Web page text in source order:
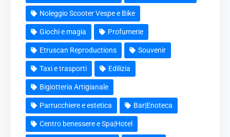
Noleggio Scooter Vespe e Bike
Giochi e magia Profumerie
Etruscan Reproductions Souvenir
Taxi e trasporti Edilizia
Bigiotteria Artigianale
Parrucchiere e estetica Bar|Enoteca
Centro benessere e Spa|Hotel